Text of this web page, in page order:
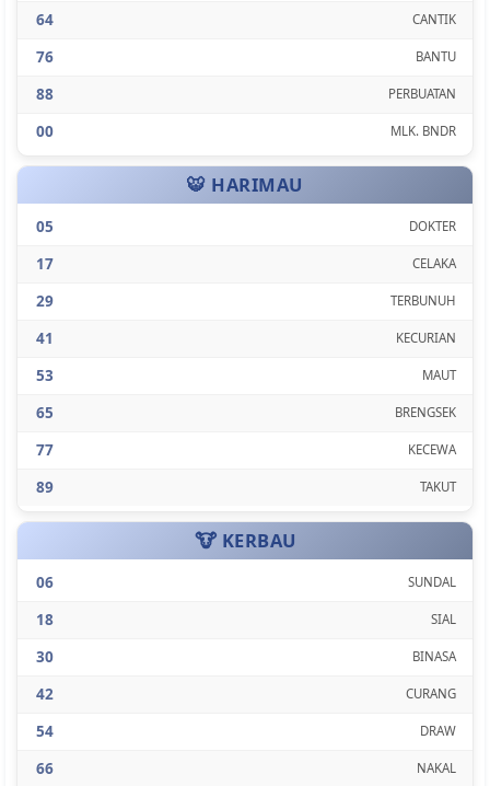
64 CANTIK
76 BANTU
88 PERBUATAN
00 MLK. BNDR
🐯 HARIMAU
05 DOKTER
17 CELAKA
29 TERBUNUH
41 KECURIAN
53 MAUT
65 BRENGSEK
77 KECEWA
89 TAKUT
🐮 KERBAU
06 SUNDAL
18 SIAL
30 BINASA
42 CURANG
54 DRAW
66 NAKAL